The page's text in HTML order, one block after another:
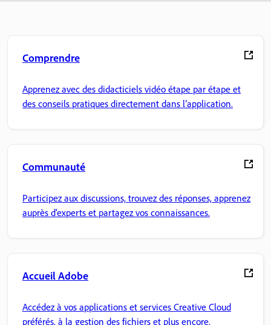
Comprendre
Apprenez avec des didacticiels vidéo étape par étape et
des conseils pratiques directement dans l’application.
Communauté
Participez aux discussions, trouvez des réponses, apprenez
auprès d'experts et partagez vos connaissances.
Accueil Adobe
Accédez à vos applications et services Creative Cloud
préférés, à la gestion des fichiers et plus encore.